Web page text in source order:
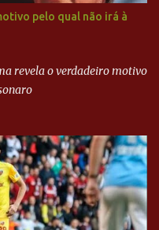
mostram como o
de Serra em 2010 Leia
pelo qual não irá à
revela o verdadeiro motivo